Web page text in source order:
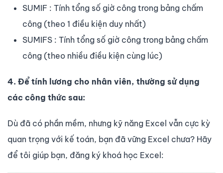
SUMIF : Tính tổng số giờ công trong bảng chấm
công (theo 1 điều kiện duy nhất)
SUMIFS : Tính tổng số giờ công trong bảng chấm
công (theo nhiều điều kiện cùng lúc)
4. Để tính lương cho nhân viên, thường sử dụng
các công thức sau:
Dù đã có phần mềm, nhưng kỹ năng Excel vẫn cực kỳ
quan trọng với kế toán, bạn đã vững Excel chưa? Hãy
để tôi giúp bạn, đăng ký khoá học Excel: